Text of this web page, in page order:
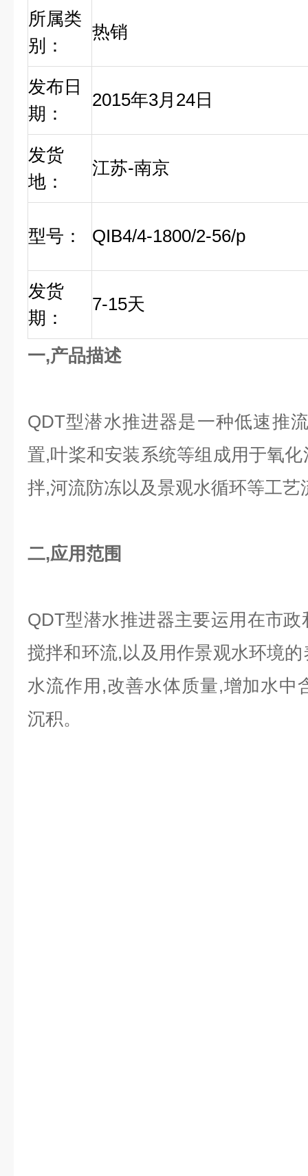
所属类
别：
热销
发布日
期：
2015年3月24日
发货
地：
江苏-南京
型号： QIB4/4-1800/2-56/p
发货
期：
7-15天
一,产品描述
QDT型潜水推进器是一种低速推
置,叶桨和安装系统等组成用于氧
拌,河流防冻以及景观水循环等工
二,应用范围
QDT型潜水推进器主要运用在市
搅拌和环流,以及用作景观水环境
水流作用,改善水体质量,增加水中
沉积。